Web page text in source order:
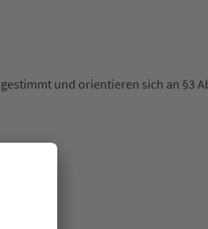
und orientieren sich an §3